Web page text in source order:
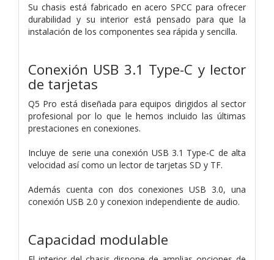
Su chasis está fabricado en acero SPCC para ofrecer
durabilidad y su interior está pensado para que la
instalación de los componentes sea rápida y sencilla.
Conexión USB 3.1 Type-C y lector
de tarjetas
Q5 Pro está diseñada para equipos dirigidos al sector
profesional por lo que le hemos incluido las últimas
prestaciones en conexiones.
Incluye de serie una conexión USB 3.1 Type-C de alta
velocidad así como un lector de tarjetas SD y TF.
Además cuenta con dos conexiones USB 3.0, una
conexión USB 2.0 y conexion independiente de audio.
Capacidad modulable